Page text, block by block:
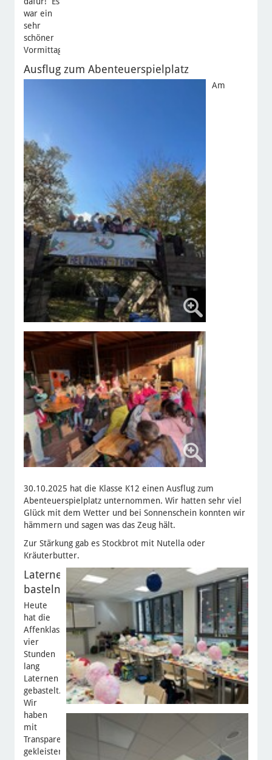
war ein
sehr
schöner
Vormittag.
Ausflug zum Abenteuerspielplatz
Am
30.10.2025 hat die Klasse K12 einen Ausflug zum
Abenteuerspielplatz unternommen. Wir hatten sehr viel
Glück mit dem Wetter und bei Sonnenschein konnten wir
hämmern und sagen was das Zeug hält.
Zur Stärkung gab es Stockbrot mit Nutella oder
Kräuterbutter.
Laternen
basteln
Heute
hat die
Affenklasse
vier
Stunden
lang
Laternen
gebastelt.
Wir
haben
mit
Transparentpapier
gekleistert.